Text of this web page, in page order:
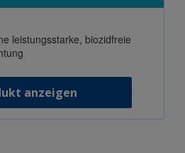
leistungsstarke, biozidfreie
anzeigen